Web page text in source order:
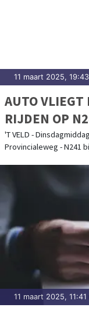
11 maart 2025,
AUTO
RIJDEN OP
'T VELD -
Provincialeweg - N241
11 maart 2025, 11:41